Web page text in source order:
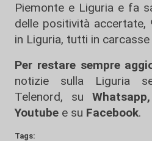
Piemonte e Liguria e fa
delle positività
in Liguria, tutti in carcasse
Per restare sempre
notizie sulla Liguria
Telenord, su
Whatsapp,
Youtube e su Facebook.
Tags: